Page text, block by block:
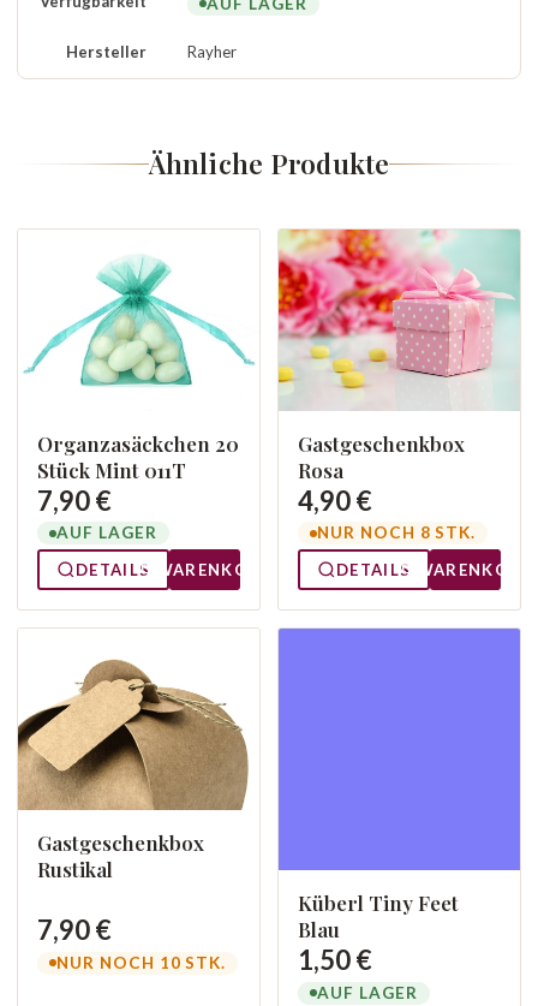
Hersteller Rayher
Ähnliche Produkte
Organzasäckchen 20
Stück Mint 011T
7,90 €
AUF LAGER
DETAILS
WARENKORB
Gastgeschenkbox
Rosa
4,90 €
NUR NOCH 8 STK.
DETAILS
WARENKORB
Gastgeschenkbox
Rustikal
7,90 €
NUR NOCH 10 STK.
Küberl Tiny Feet
Blau
1,50 €
AUF LAGER